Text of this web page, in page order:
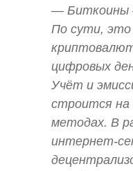
— Биткоины
По сути, это
цифровых
Учёт и
строится на
методах. В
интернет-